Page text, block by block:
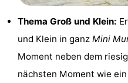
-
Rundfahrten
Spielplätze
Thema Groß und Klein:
und Klein in ganz Mini
Moment neben dem
nächsten Moment wie